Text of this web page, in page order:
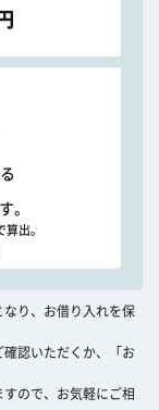
円
。
出。
り、お借り入れを保
認いただくか、「お
ので、お気軽にご相